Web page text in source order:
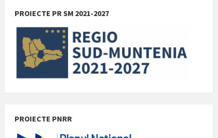
PROIECTE PR SM 2021-2027
PROIECTE PNRR